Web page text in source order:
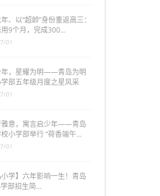
、以“超龄”身份重返高三：
9个月，完成300…
01
年，星耀为明——青岛为明
部五年级月度之星风采
01
雅意，寓言启少年——青岛
小学部举行 “荷香端午…
01
小学】六年影响一生！青岛
2026年小学部招生简…